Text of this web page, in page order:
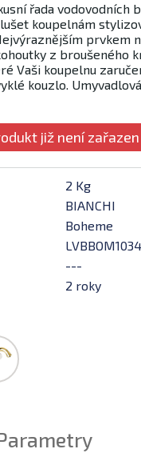
řada vodovodních
koupelnám
prvkem
z broušeného
Vaši koupelnu
kouzlo.
již není
2 Kg
BIANCHI
Boheme
---
2 roky